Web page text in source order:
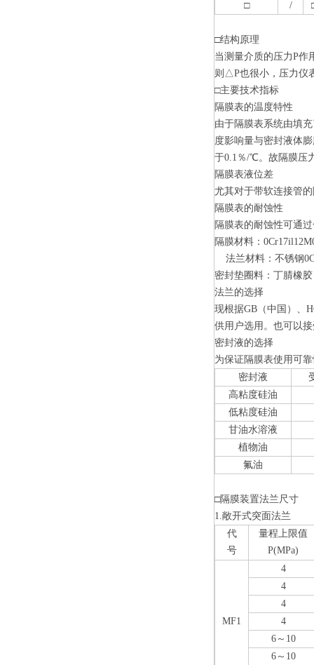
□ /
□结构原理
当测量介质的压力P作
则△P也很小，压力仪
□主要技术指标
隔膜表的温度特性
由于隔膜表系统由填
度影响量与密封液体
于0.1％/℃。故隔膜压
隔膜表液位差
尤其对于带软连接管
隔膜表的耐蚀性
隔膜表的耐蚀性可通
隔膜材料：
法兰材料：不锈钢
密封垫圈料：丁腈橡
法兰的选择
现根据GB（中国）、
供用户选用。也可以
密封液的选择
为保证隔膜表使用可
密封液
高粘度硅油
低粘度硅油
甘油水溶液
植物油
氟油
□隔膜装置法兰尺寸
1.敞开式突面法兰
代
号
量程上限值
P(MPa)
MF1
4
4
4
4
6～10
6～10